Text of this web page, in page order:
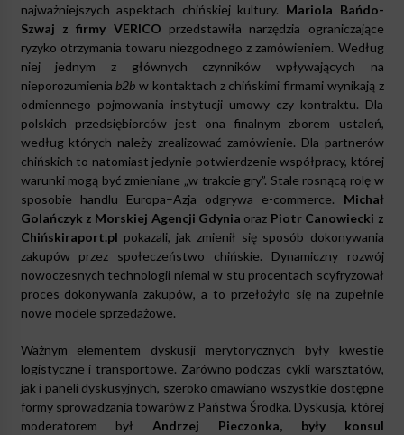
najważniejszych aspektach chińskiej kultury. Mariola Bańdo-
Szwaj z firmy VERICO przedstawiła narzędzia ograniczające
ryzyko otrzymania towaru niezgodnego z zamówieniem. Według
niej jednym z głównych czynników wpływających na
nieporozumienia b2b w kontaktach z chińskimi firmami wynikają z
odmiennego pojmowania instytucji umowy czy kontraktu. Dla
polskich przedsiębiorców jest ona finalnym zborem ustaleń,
według których należy zrealizować zamówienie. Dla partnerów
chińskich to natomiast jedynie potwierdzenie współpracy, której
warunki mogą być zmieniane „w trakcie gry”. Stale rosnącą rolę w
sposobie handlu Europa–Azja odgrywa e-commerce. Michał
Golańczyk z Morskiej Agencji Gdynia oraz Piotr Canowiecki z
Chińskiraport.pl pokazali, jak zmienił się sposób dokonywania
zakupów przez społeczeństwo chińskie. Dynamiczny rozwój
nowoczesnych technologii niemal w stu procentach scyfryzował
proces dokonywania zakupów, a to przełożyło się na zupełnie
nowe modele sprzedażowe.
Ważnym elementem dyskusji merytorycznych były kwestie
logistyczne i transportowe. Zarówno podczas cykli warsztatów,
jak i paneli dyskusyjnych, szeroko omawiano wszystkie dostępne
formy sprowadzania towarów z Państwa Środka. Dyskusja, której
moderatorem byłAndrzej Pieczonka, były konsul